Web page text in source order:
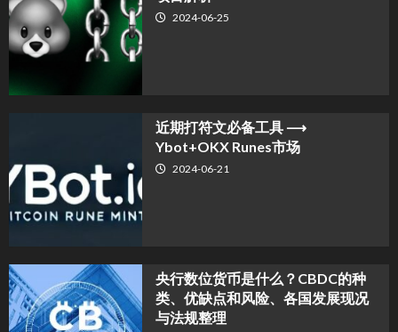
2024-06-25
近期打符文必备工具 ⟶
Ybot+OKX Runes市场
2024-06-21
央行数位货币是什么？CBDC的种
类、优缺点和风险、各国发展现况
与法规整理